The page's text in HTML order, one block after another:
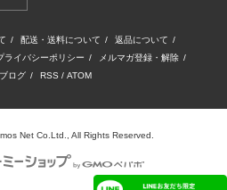
/ 配送・送料について / 返品について /
ライバシーポリシー / メルマガ登録・解除 /
ログ / RSS / ATOM
Net Co.Ltd., All Rights Reserved.